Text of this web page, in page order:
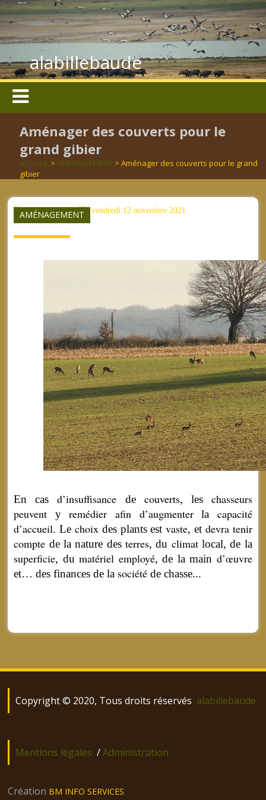
alabillebaude
Aménager des couverts pour le
grand gibier
ACCUEIL >AMÉNAGEMENT > Aménager des couverts pour le grand
gibier
AMÉNAGEMENT
aucun mot clé vendredi 12 novembre 2021
En casd’insuffisance de couverts, les chasseurs
peuvent yremédier afin d’augmenterla capacité
d’accueil. Lechoix des plants estvaste, et devra tenir
compte de la nature des terres, du climatlocal, de la
superficie, dumatériel employé, de la main d’œuvre
et… des finances de la société de chasse...
Copyright © 2020, Tous droits réservés alabillebaude
Mentions légales /Administration
Création BM INFO SERVICES